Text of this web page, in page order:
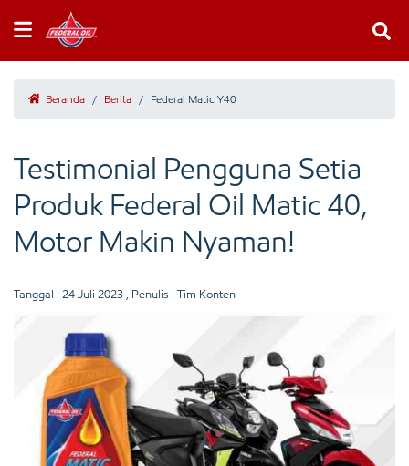
Beranda / Berita / Federal Matic Y40
Testimonial Pengguna Setia
Produk Federal Oil Matic 40,
Motor Makin Nyaman!
Tanggal : 24 Juli 2023 , Penulis : Tim Konten